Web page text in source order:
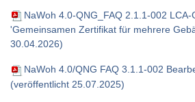
NaWoh 4.0-QNG_FAQ 2.1.1-002
'Gemeinsamen Zertifikat für mehrere
30.04.2026)
NaWoh 4.0/QNG FAQ 3.1.1-002
(veröffentlicht 25.07.2025)